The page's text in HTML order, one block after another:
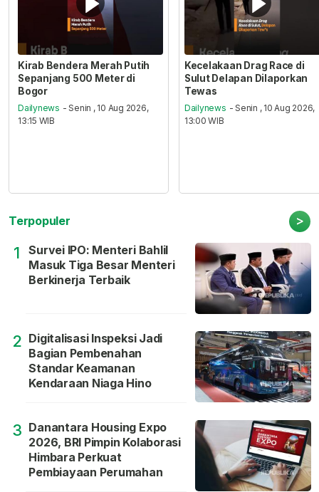
Kirab Bendera Merah Putih
Sepanjang 500 Meter di
Bogor
Dailynews - Senin , 10 Aug 2026,
13:15 WIB
Kecelakaan Drag Race di
Sulut Delapan Dilaporkan
Tewas
Dailynews - Senin , 10 Aug 2026,
13:00 WIB
Terpopuler >
1
Survei IPO: Menteri Bahlil
Masuk Tiga Besar Menteri
Berkinerja Terbaik
2 Digitalisasi Inspeksi Jadi
Bagian Pembenahan
Standar Keamanan
Kendaraan Niaga Hino
3 Danantara Housing Expo
2026, BRI Pimpin Kolaborasi
Himbara Perkuat
Pembiayaan Perumahan